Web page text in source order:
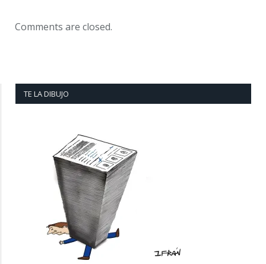
Comments are closed.
TE LA DIBUJO